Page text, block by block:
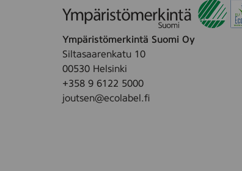
Ympäristömerkintä Suomi Oy
Siltasaarenkatu 10
00530 Helsinki
+358 9 6122 5000
joutsen@ecolabel.fi